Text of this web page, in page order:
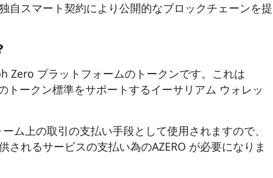
自スマート契約により公開的なブロックチェーンを提
Zero プラットフォームのトークンです。これは
トークン標準をサポートするイーサリアム ウォレッ
ム上の取引の支払い手段として使用されますので、
されるサービスの支払い為のAZERO が必要になりま